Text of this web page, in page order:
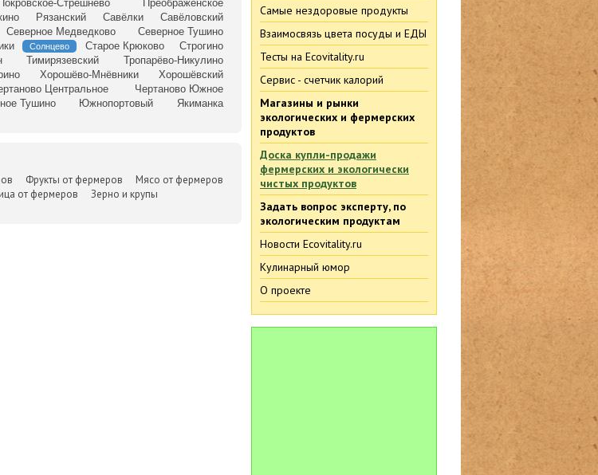
Покровское-Стрешнево
Преображенское
Рязанский Савёлки
Савёловский
Северное Медведково
Северное Тушино
Солнцево Старое Крюково
Строгино
Тимирязевский
Тропарёво-Никулино
Хорошёво-Мнёвники
Хорошёвский
Центральное
Чертаново Южное
Тушино Южнопортовый
Якиманка
Фрукты от фермеров
Мясо от фермеров
от фермеров
Зерно и крупы
Самые нездоровые продукты
Взаимосвязь цвета посуды и ЕДЫ
Тесты на Ecovitality.ru
Сервис - счетчик калорий
Магазины и рынки
экологических и фермерских
продуктов
Доска купли-продажи
фермерских и экологически
чистых продуктов
Задать вопрос эксперту, по
экологическим продуктам
Новости Ecovitality.ru
Кулинарный юмор
О проекте